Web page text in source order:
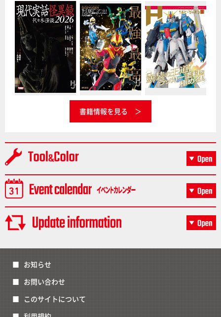
書籍情報を見る
お知らせ
お問い合わせ
このサイトについて